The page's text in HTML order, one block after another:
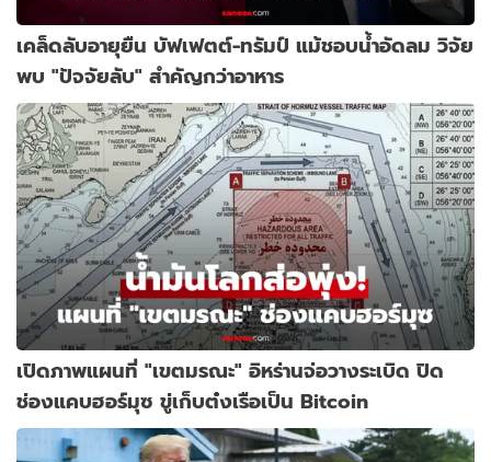
เคล็ดลับอายุยืน บัฟเฟตต์-ทรัมป์ แม้ชอบน้ำอัดลม วิจัย
พบ "ปัจจัยลับ" สำคัญกว่าอาหาร
เปิดภาพแผนที่ "เขตมรณะ" อิหร่านจ่อวางระเบิด ปิด
ช่องแคบฮอร์มุซ ขู่เก็บต๋งเรือเป็น Bitcoin